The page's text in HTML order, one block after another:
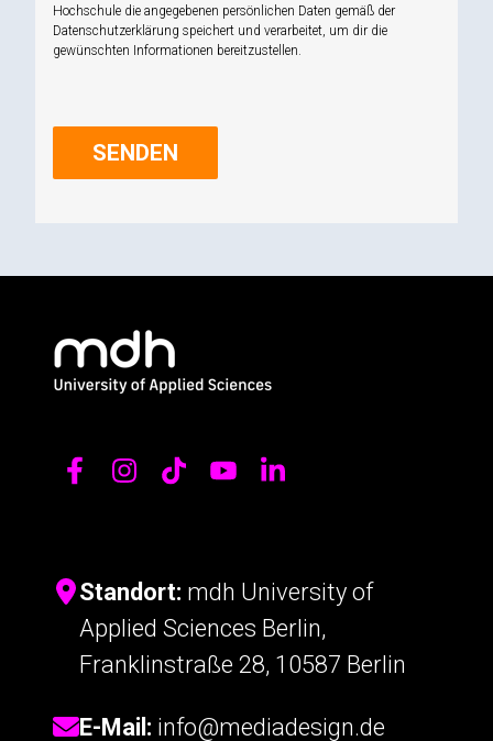
Hochschule die angegebenen persönlichen Daten gemäß der
Datenschutzerklärung speichert und verarbeitet, um dir die
gewünschten Informationen bereitzustellen.
SENDEN
Standort: mdh University of
Applied Sciences Berlin,
Franklinstraße 28, 10587 Berlin
E-Mail: info@mediadesign.de